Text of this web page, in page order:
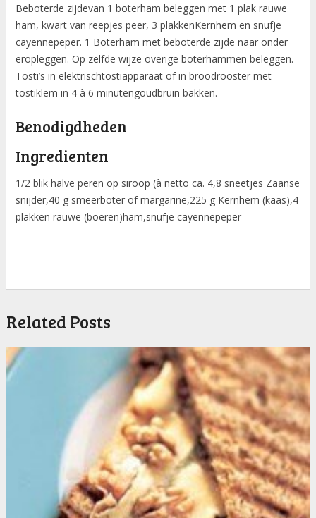
Beboterde zijdevan 1 boterham beleggen met 1 plak rauwe
ham, kwart van reepjes peer, 3 plakkenKernhem en snufje
cayennepeper. 1 Boterham met beboterde zijde naar onder
eropleggen. Op zelfde wijze overige boterhammen beleggen.
Tosti’s in elektrischtostiapparaat of in broodrooster met
tostiklem in 4 à 6 minutengoudbruin bakken.
Benodigdheden
Ingredienten
1/2 blik halve peren op siroop (à netto ca. 4,8 sneetjes Zaanse
snijder,40 g smeerboter of margarine,225 g Kernhem (kaas),4
plakken rauwe (boeren)ham,snufje cayennepeper
Related Posts